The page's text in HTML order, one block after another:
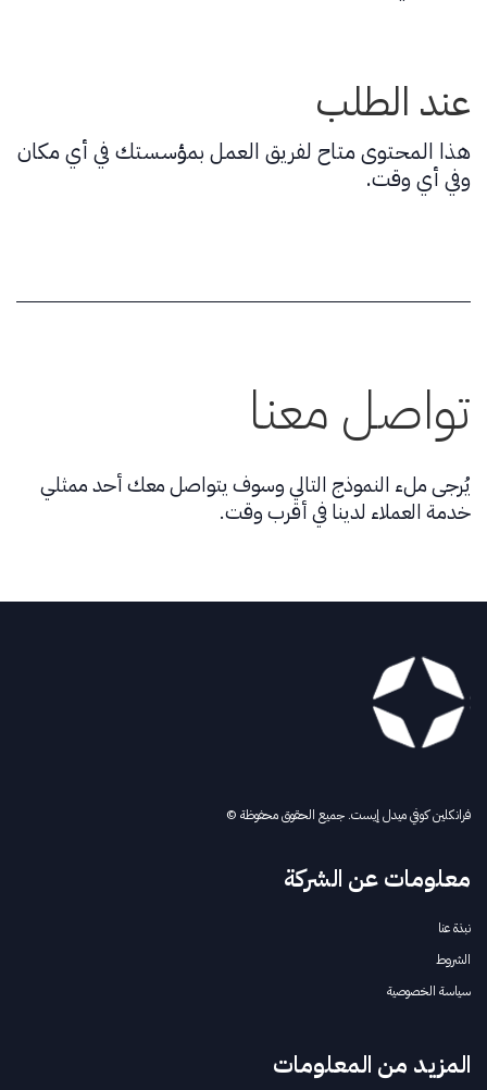
عند الطلب
هذا المحتوى متاح لفريق العمل بمؤسستك في أي مكان
وفي أي وقت.
تواصل معنا
يُرجى ملء النموذج التالي وسوف يتواصل معك أحد ممثلي
خدمة العملاء لدينا في أقرب وقت.
فرانكلين كوفي ميدل إيست. جميع الحقوق محفوظة ©
معلومات عن الشركة
نبذة عنا
الشروط
سياسة الخصوصية
المزيد من المعلومات